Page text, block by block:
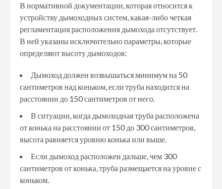
В нормативной документации, которая относится к
устройству дымоходных систем, какая-либо четкая
регламентация расположения дымохода отсутствует.
В ней указаны исключительно параметры, которые
определяют высоту дымоходов:
Дымоход должен возвышаться минимум на 50
сантиметров над коньком, если труба находится на
расстоянии до 150 сантиметров от него.
В ситуации, когда дымоходная труба расположена
от конька на расстоянии от 150 до 300 сантиметров,
высота равняется уровню конька или выше.
Если дымоход расположен дальше, чем 300
сантиметров от конька, труба размещается на уровне с
коньком.